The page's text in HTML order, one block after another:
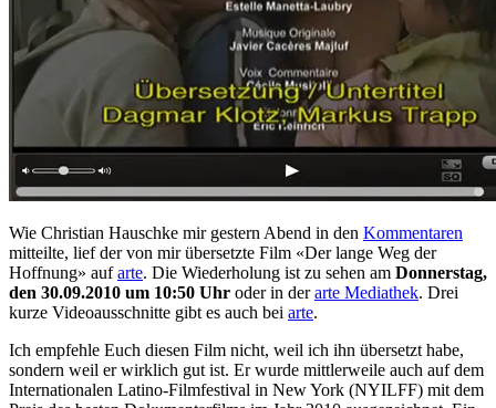
Wie Christian Hauschke mir gestern Abend in den Kommentaren
mitteilte, lief der von mir übersetzte Film «Der lange Weg der
Hoffnung» aufarte. Die Wiederholung ist zu sehen am Donnerstag,
den 30.09.2010 um 10:50 Uhr oder in derarte Mediathek. Drei
kurze Videoausschnitte gibt es auch bei arte.
Ich empfehle Euch diesen Film nicht, weil ich ihn übersetzt habe,
sondern weil er wirklich gut ist. Er wurde mittlerweile auch auf dem
Internationalen Latino-Filmfestival in New York (NYILFF) mit dem